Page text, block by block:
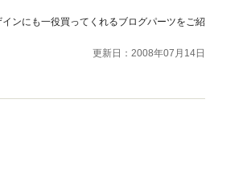
ンにも一役買ってくれるブログパーツをご紹
更新日：2008年07月14日